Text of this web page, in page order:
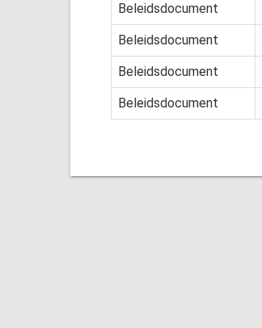
Beleidsdocument
Beleidsdocument
Beleidsdocument
Beleidsdocument